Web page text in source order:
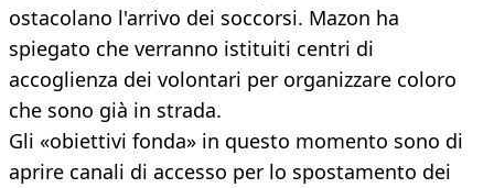
ostacolano l'arrivo dei soccorsi. Mazon ha
spiegato che verranno istituiti centri di
accoglienza dei volontari per organizzare coloro
che sono già in strada.
Gli «obiettivi fonda» in questo momento sono di
aprire canali di accesso per lo spostamento dei